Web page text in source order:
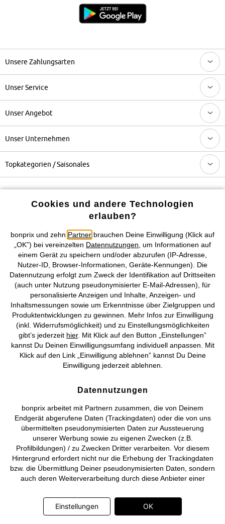
Unsere Zahlungsarten
Unser Service
Unser Angebot
Unser Unternehmen
Topkategorien / Saisonales
Preisangaben inkl. gesetzl. MwSt. und zzgl.Service- &
Versandkosten
AGB Datenschutz Cookie-Einstellungen Impressum
Vertrag widerrufen
©2026 bonprix.Alle Rechte vorbehalten.
Deutsch Français
Cookies und andere Technologien
erlauben?
bonprix und zehn Partner brauchen Deine Einwilligung (Klick auf
„OK”) bei vereinzelten Datennutzungen , um Informationen auf
einem Gerät zu speichern und/oder abzurufen (IP-Adresse,
Nutzer-ID, Browser-Informationen, Geräte-Kennungen). Die
Datennutzung erfolgt zum Zweck der Identifikation auf Drittseiten
(auch unter Nutzung pseudonymisierter E-Mail-Adressen), für
personalisierte Anzeigen und Inhalte, Anzeigen- und
Inhaltsmessungen sowie um Erkenntnisse über Zielgruppen und
Produktentwicklungen zu gewinnen. Mehr Infos zur Einwilligung
(inkl. Widerrufsmöglichkeit) und zu Einstellungsmöglichkeiten
gibt’s jederzeit hier. Mit Klick auf den Button „Einstellungen”
kannst Du Deinen Einwilligungsumfang individuell anpassen. Mit
Klick auf den Link „Einwilligung ablehnen” kannst Du Deine
Einwilligung jederzeit ablehnen.
Datennutzungen
bonprix arbeitet mit Partnern zusammen, die von Deinem
Endgerät abgerufene Daten (Trackingdaten) oder die von uns
übermittelten pseudonymisierten Daten zur Aussteuerung
unserer Werbung sowie zu eigenen Zwecken (z.B.
Profilbildungen) / zu Zwecken Dritter verarbeiten. Vor diesem
Hintergrund erfordert nicht nur die Erhebung der Trackingdaten
bzw. die Übermittlung Deiner pseudonymisierten Daten, sondern
auch deren Weiterverarbeitung durch diese Anbieter einer
Deine pseudonymisierten Daten erst dann übermittelt, wenn Du
auf den in dem Banner auf bonprix.de wiedergebenden Button
Einstellungen OK